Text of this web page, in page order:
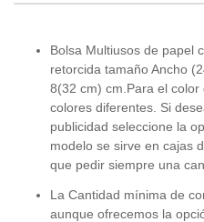
Bolsa Multiusos de papel
retorcida tamaño Ancho
8(32 cm) cm.Para el
colores diferentes. Si
publicidad seleccione la
modelo se sirve en cajas
que pedir siempre una
La Cantidad mínima de
aunque ofrecemos la